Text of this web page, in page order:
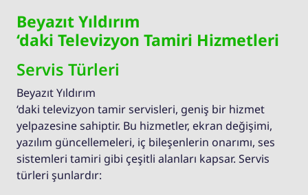
Beyazıt Yıldırım
‘daki Televizyon Tamiri Hizmetleri
Servis Türleri
Beyazıt Yıldırım
‘daki televizyon tamir servisleri, geniş bir hizmet
yelpazesine sahiptir. Bu hizmetler, ekran değişimi,
yazılım güncellemeleri, iç bileşenlerin onarımı, ses
sistemleri tamiri gibi çeşitli alanları kapsar. Servis
türleri şunlardır: